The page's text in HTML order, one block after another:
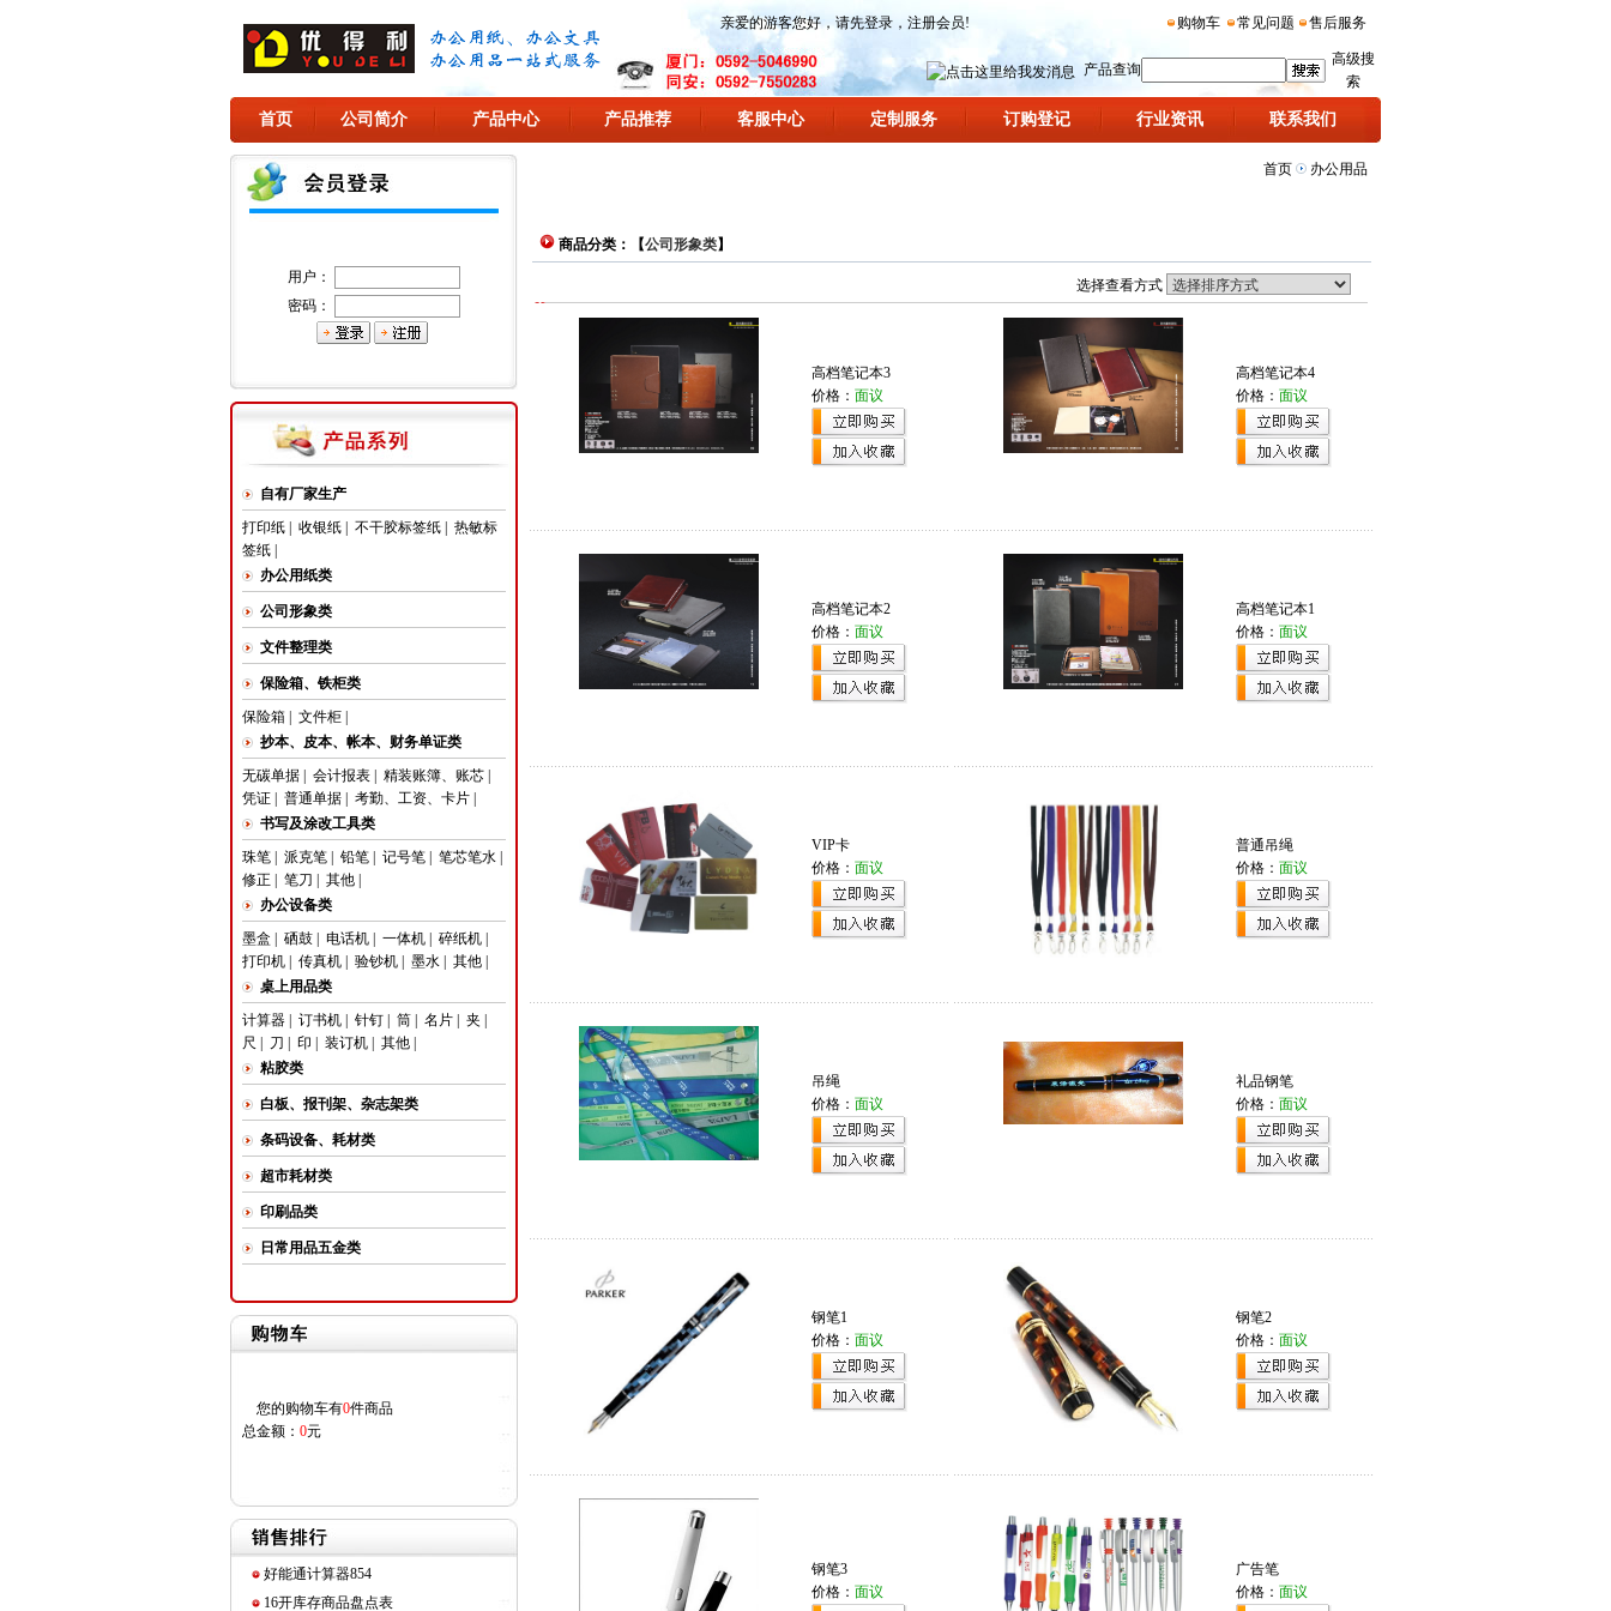
亲爱的游客您好，请先登录 ， 注册会员! 购物车 常见问题 售后服务
产品查询
高级搜
索
首页 公司简介 产品中心 产品推荐 客服中心 定制服务 订购登记 行业资讯 联系我们
用户：
密码：
自有厂家生产
打印纸| 收银纸| 不干胶标签纸| 热敏标
签纸|
办公用纸类
公司形象类
文件整理类
保险箱、铁柜类
保险箱| 文件柜|
抄本、皮本、帐本、财务单证类
无碳单据| 会计报表| 精装账簿、账芯|
凭证| 普通单据| 考勤、工资、卡片|
书写及涂改工具类
珠笔| 派克笔| 铅笔| 记号笔| 笔芯笔水|
修正
笔刀 其他|
办公设备类
墨盒
硒鼓| 电话机| 一体机| 碎纸机|
打印机| 传真机| 验钞机| 墨水| 其他|
桌上用品类
计算器| 订书机| 针钉| 筒| 名片| 夹
尺
刀 印 装订机| 其他|
粘胶类
白板、报刊架、杂志架类
条码设备、耗材类
超市耗材类
印刷品类
日常用品五金类
您的购物车有0件商品
总金额： 0元
好能通计算器854
16开库存商品盘点表
首页 办公用品
商品分类：【公司形象类】
选择查看方式
高档笔记本3
价格： 面议
高档笔记本4
价格： 面议
高档笔记本2
价格： 面议
高档笔记本1
价格： 面议
VIP卡
价格： 面议
普通吊绳
价格： 面议
吊绳
价格： 面议
礼品钢笔
价格： 面议
钢笔1
价格： 面议
钢笔2
价格： 面议
钢笔3
价格： 面议
广告笔
价格： 面议